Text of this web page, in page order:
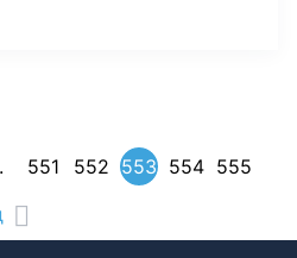
551 552 553 554 555